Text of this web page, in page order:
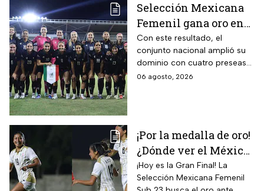
Selección Mexicana
Femenil gana oro en
Juegos
Centroamericanos; el
camino de México a la
gloria
Con este resultado, el
conjunto nacional amplió su
dominio con cuatro preseas
doradas de forma
06 agosto, 2026
¡Por la medalla de oro!
¿Dónde ver el México
vs Colombia Femenil?
Así puedes seguir la
¡Hoy es la Gran Final! La
Selección Mexicana Femenil